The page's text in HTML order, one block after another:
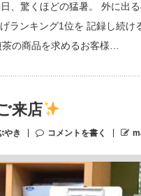
、驚くほどの猛暑。 外に出
ランキング1位を 記録し続
の商品を求めるお客様…
来店
やき コメントを書く